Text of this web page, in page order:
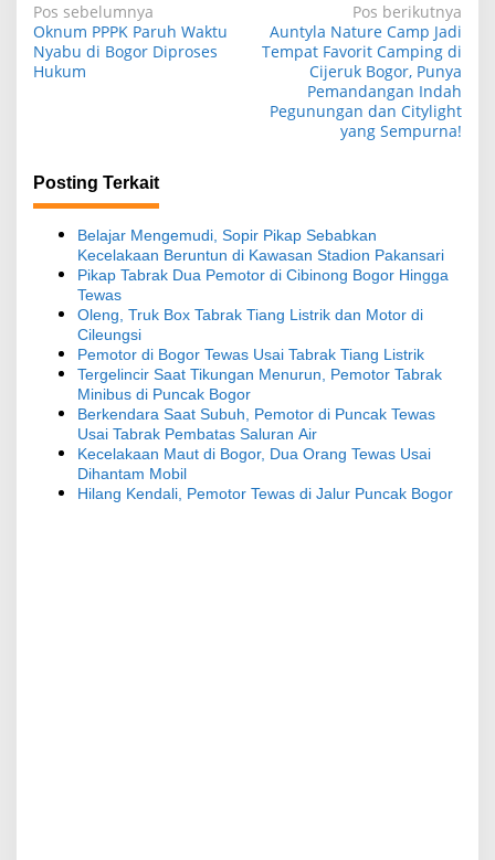
N
a
v
a
s
Pos sebelumnya
Oknum PPPK Paruh Waktu
Nyabu di Bogor Diproses
Hukum
Pos berikutnya
Auntyla Nature Camp Jadi
Tempat Favorit Camping di
Cijeruk Bogor, Punya
Pemandangan Indah
Pegunungan dan Citylight
yang Sempurna!
Posting Terkait
Belajar Mengemudi, Sopir Pikap Sebabkan
Kecelakaan Beruntun di Kawasan Stadion Pakansari
Pikap Tabrak Dua Pemotor di Cibinong Bogor Hingga
Tewas
Oleng, Truk Box Tabrak Tiang Listrik dan Motor di
Cileungsi
Pemotor di Bogor Tewas Usai Tabrak Tiang Listrik
Tergelincir Saat Tikungan Menurun, Pemotor Tabrak
Minibus di Puncak Bogor
Berkendara Saat Subuh, Pemotor di Puncak Tewas
Usai Tabrak Pembatas Saluran Air
Kecelakaan Maut di Bogor, Dua Orang Tewas Usai
Dihantam Mobil
Hilang Kendali, Pemotor Tewas di Jalur Puncak Bogor